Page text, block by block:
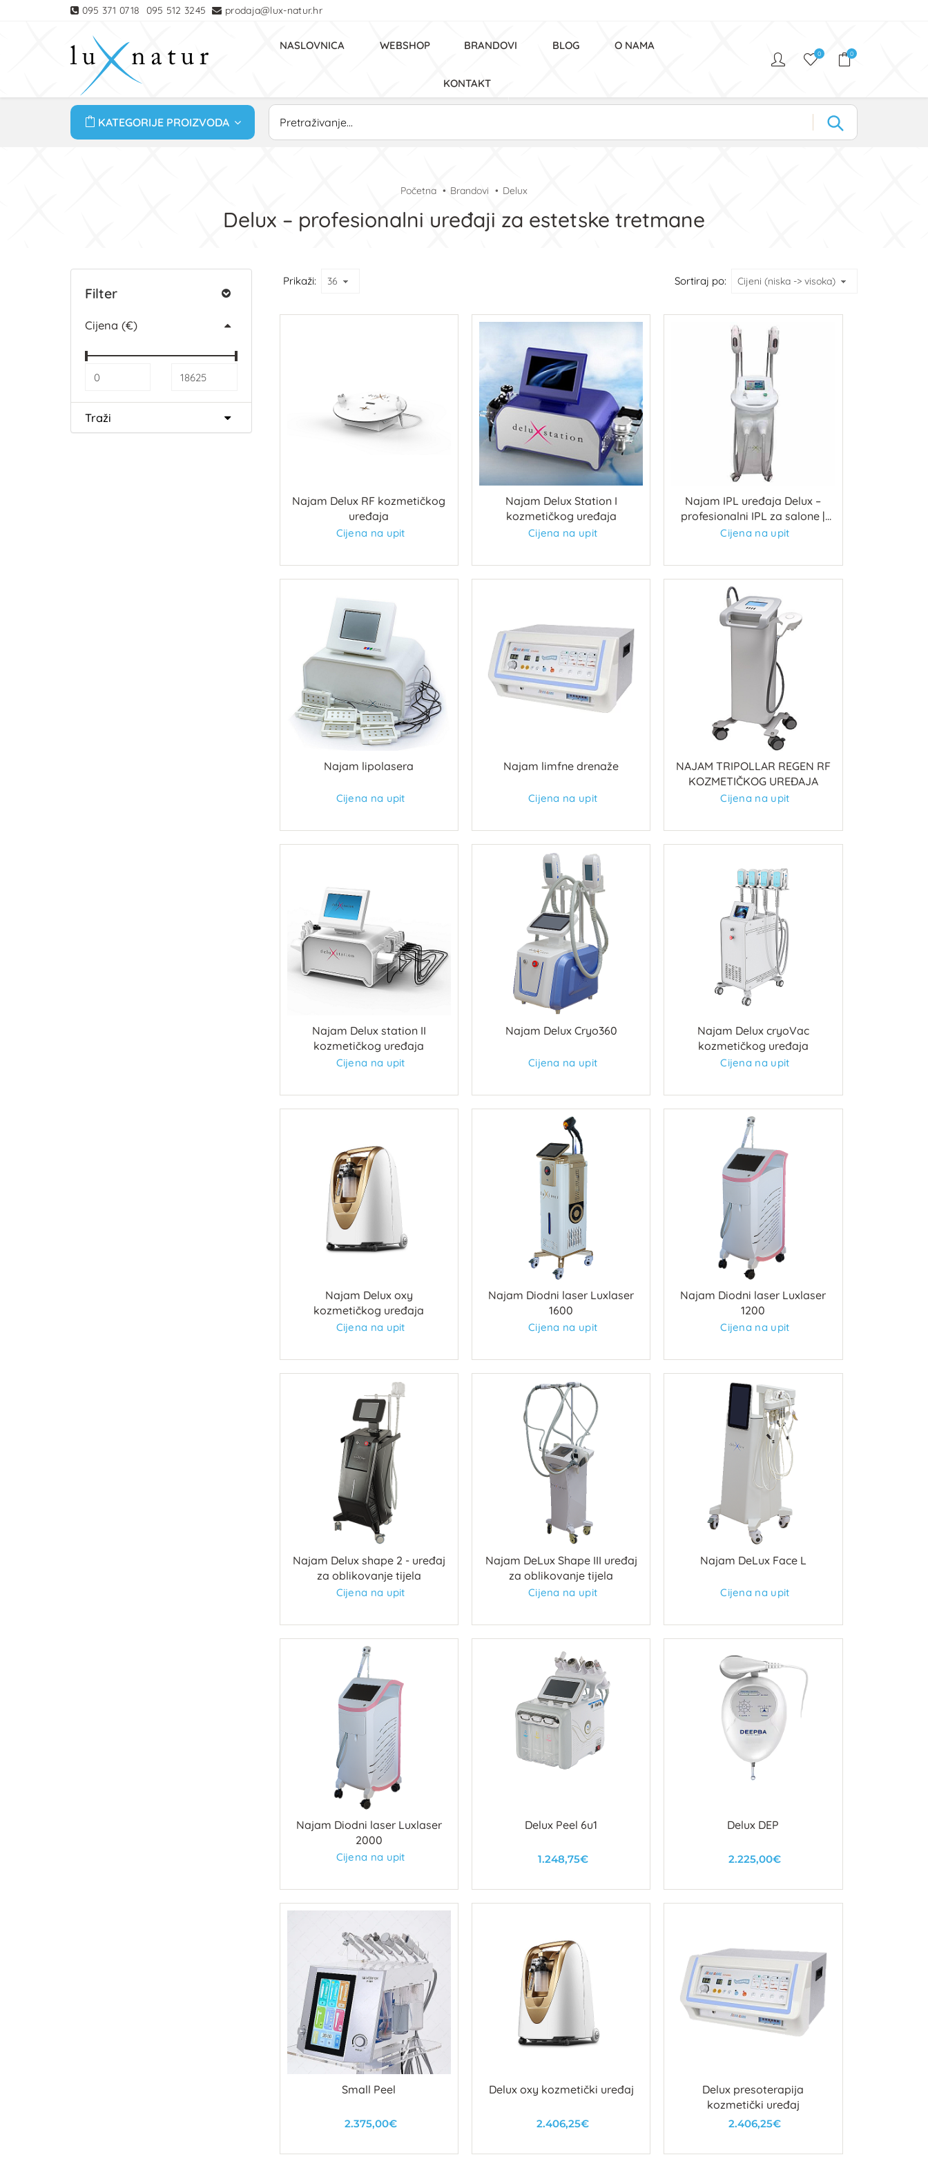
095 371 0718 095 512 3245 prodaja@lux-natur.hr
NASLOVNICA WEBSHOP BRANDOVI BLOG O NAMA
KONTAKT
0 0
KATEGORIJE PROIZVODA
Početna Brandovi Delux
Delux – profesionalni uređaji za estetske tretmane
Filter
Cijena (€)
Traži
Prikaži: Sortiraj po:
Najam Delux RF kozmetičkog
uređaja
Cijena na upit
Najam Delux Station I
kozmetičkog uređaja
Cijena na upit
Najam IPL uređaja Delux –
profesionalni IPL za salone |
Lux Natur
Cijena na upit
Najam lipolasera
Cijena na upit
Najam limfne drenaže
Cijena na upit
NAJAM TRIPOLLAR REGEN RF
KOZMETIČKOG UREĐAJA
Cijena na upit
Najam Delux station II
kozmetičkog uređaja
Cijena na upit
Najam Delux Cryo360
Cijena na upit
Najam Delux cryoVac
kozmetičkog uređaja
Cijena na upit
Najam Delux oxy
kozmetičkog uređaja
Cijena na upit
Najam Diodni laser Luxlaser
1600
Cijena na upit
Najam Diodni laser Luxlaser
1200
Cijena na upit
Najam Delux shape 2 - uređaj
za oblikovanje tijela
Cijena na upit
Najam DeLux Shape III uređaj
za oblikovanje tijela
Cijena na upit
Najam DeLux Face L
Cijena na upit
Najam Diodni laser Luxlaser
2000
Cijena na upit
Delux Peel 6u1
1.248,75€
U košaricu
Delux DEP
2.225,00€
U košaricu
Small Peel
2.375,00€
U košaricu
Delux oxy kozmetički uređaj
2.406,25€
U košaricu
Delux presoterapija
kozmetički uređaj
2.406,25€
U košaricu